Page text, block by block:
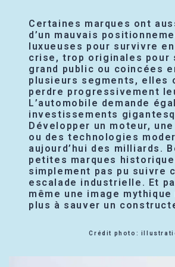
Certaines marques ont
d’un mauvais
luxueuses pour survivre
crise, trop originales pour
grand public ou coincées
plusieurs segments, elles
perdre progressivement
L’automobile demande
investissements
Développer un moteur,
ou des technologies
aujourd’hui des milliards.
petites marques
simplement pas pu suivre
escalade industrielle. Et
même une image
plus à sauver un
Crédit photo: